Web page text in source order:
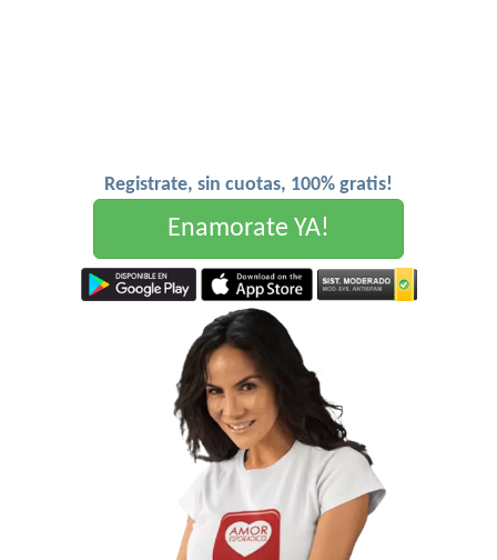
Registrate, sin cuotas, 100% gratis!
Enamorate YA!